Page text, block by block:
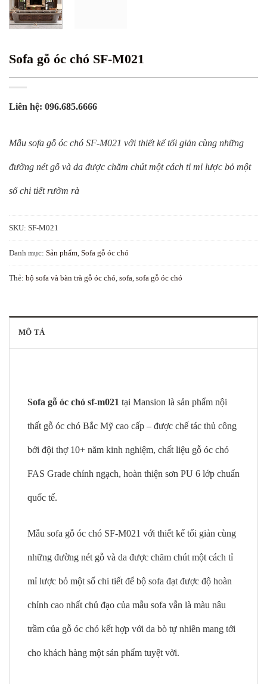
Sofa gỗ óc chó SF-M021
Liên hệ: 096.685.6666
Mẫu sofa gỗ óc chó SF-M021 với thiết kế tối giản cùng những
đường nét gỗ và da được chăm chút một cách tỉ mỉ lược bỏ một
số chi tiết rườm rà
SKU: SF-M021
Danh mục: Sản phẩm, Sofa gỗ óc chó
Thẻ: bộ sofa và bàn trà gỗ óc chó, sofa, sofa gỗ óc chó
MÔ TẢ
Sofa gỗ óc chó sf-m021 tại Mansion là sản phẩm nội
thất gỗ óc chó Bắc Mỹ cao cấp – được chế tác thủ công
bởi đội thợ 10+ năm kinh nghiệm, chất liệu gỗ óc chó
FAS Grade chính ngạch, hoàn thiện sơn PU 6 lớp chuẩn
quốc tế.
Mẫu sofa gỗ óc chó SF-M021 với thiết kế tối giản cùng
những đường nét gỗ và da được chăm chút một cách tỉ
mỉ lược bỏ một số chi tiết để bộ sofa đạt được độ hoàn
chỉnh cao nhất chủ đạo của mẫu sofa vẫn là màu nâu
trầm của gỗ óc chó kết hợp với da bò tự nhiên mang tới
cho khách hàng một sản phẩm tuyệt vời.